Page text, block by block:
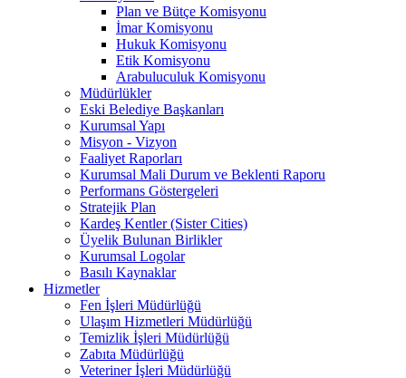
Plan ve Bütçe Komisyonu
İmar Komisyonu
Hukuk Komisyonu
Etik Komisyonu
Arabuluculuk Komisyonu
Müdürlükler
Eski Belediye Başkanları
Kurumsal Yapı
Misyon - Vizyon
Faaliyet Raporları
Kurumsal Mali Durum ve Beklenti Raporu
Performans Göstergeleri
Stratejik Plan
Kardeş Kentler (Sister Cities)
Üyelik Bulunan Birlikler
Kurumsal Logolar
Basılı Kaynaklar
Hizmetler
Fen İşleri Müdürlüğü
Ulaşım Hizmetleri Müdürlüğü
Temizlik İşleri Müdürlüğü
Zabıta Müdürlüğü
Veteriner İşleri Müdürlüğü